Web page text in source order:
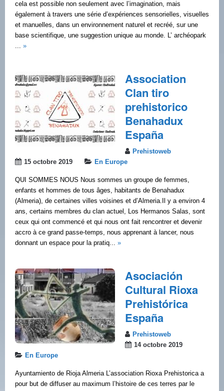
cela est possible non seulement avec l’imagination, mais
également à travers une série d’expériences sensorielles, visuelles
et manuelles, dans un environnement naturel et recréé, sur une
base scientifique, une suggestion unique au monde. L’ archéopark
... »
Association
Clan tiro
prehistorico
Benahadux
España
Prehistoweb
15 octobre 2019
En Europe
QUI SOMMES NOUS Nous sommes un groupe de femmes,
enfants et hommes de tous âges, habitants de Benahadux
(Almeria), de certaines villes voisines et d’Almeria.Il y a environ 4
ans, certains membres du clan actuel, Los Hermanos Salas, sont
ceux qui ont commencé et qui nous ont fait rencontrer et devenir
accro à ce grand passe-temps, nous apprenant à lancer, nous
donnant un espace pour la pratiq... »
Asociación
Cultural Rioxa
Prehistórica
España
Prehistoweb
14 octobre 2019
En Europe
Ayuntamiento de Rioja Almeria L’association Rioxa Prehistorica a
pour but de diffuser au maximum l’histoire de ces terres par le